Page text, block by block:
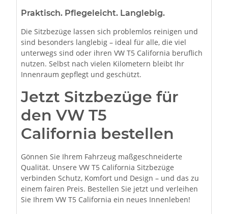
Praktisch. Pflegeleicht. Langlebig.
Die Sitzbezüge lassen sich problemlos reinigen und
sind besonders langlebig – ideal für alle, die viel
unterwegs sind oder ihren VW T5 California beruflich
nutzen. Selbst nach vielen Kilometern bleibt Ihr
Innenraum gepflegt und geschützt.
Jetzt Sitzbezüge für
den VW T5
California bestellen
Gönnen Sie Ihrem Fahrzeug maßgeschneiderte
Qualität. Unsere VW T5 California Sitzbezüge
verbinden Schutz, Komfort und Design – und das zu
einem fairen Preis. Bestellen Sie jetzt und verleihen
Sie Ihrem VW T5 California ein neues Innenleben!